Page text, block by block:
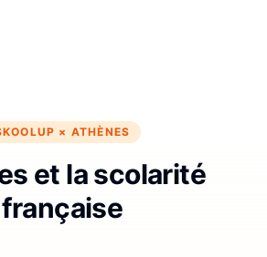
× ATHÈNES
et la scolarité
française